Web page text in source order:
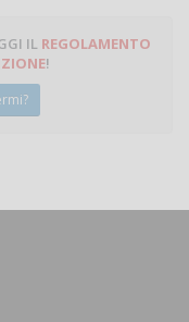
IL REGOLAMENTO
!